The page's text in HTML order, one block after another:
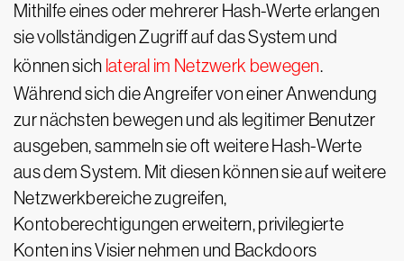
Mithilfe eines oder mehrerer Hash-Werte erlangen
sie vollständigen Zugriff auf das System und
können sich lateral im Netzwerk bewegen.
Während sich die Angreifer von einer Anwendung
zur nächsten bewegen und als legitimer Benutzer
ausgeben, sammeln sie oft weitere Hash-Werte
aus dem System. Mit diesen können sie auf weitere
Netzwerkbereiche zugreifen,
Kontoberechtigungen erweitern, privilegierte
Konten ins Visier nehmen und Backdoors